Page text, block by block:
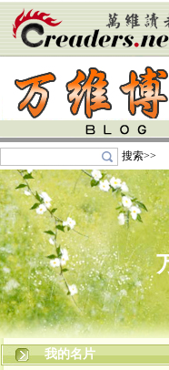
搜索>>
我的名片